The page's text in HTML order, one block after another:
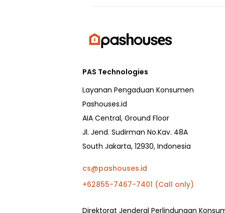
PAS Technologies
Layanan Pengaduan Konsumen
Pashouses.id
AIA Central, Ground Floor
Jl. Jend. Sudirman No.Kav. 48A
South Jakarta, 12930, Indonesia
cs@pashouses.id
+62855-7467-7401 (Call only)
Direktorat Jenderal Perlindungan